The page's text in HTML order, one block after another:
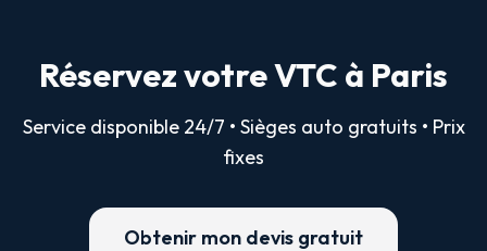
Réservez votre VTC à Paris
Service disponible 24/7 • Sièges auto gratuits • Prix
fixes
Obtenir mon devis gratuit